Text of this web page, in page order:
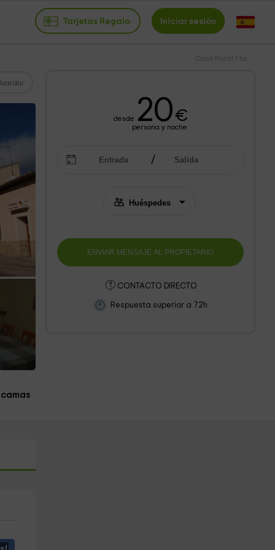
Tarjetas Regalo Iniciar sesión
Casa Rural Flor
desde 20€
persona y noche
CONTACTO DIRECTO
Respuesta superior a 72h
camas